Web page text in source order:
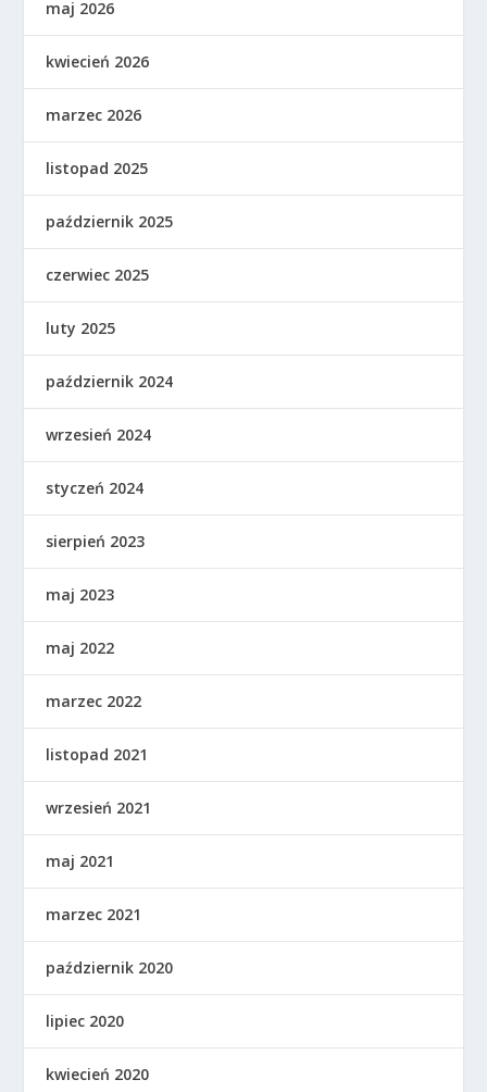
maj 2026
kwiecień 2026
marzec 2026
listopad 2025
październik 2025
czerwiec 2025
luty 2025
październik 2024
wrzesień 2024
styczeń 2024
sierpień 2023
maj 2023
maj 2022
marzec 2022
listopad 2021
wrzesień 2021
maj 2021
marzec 2021
październik 2020
lipiec 2020
kwiecień 2020